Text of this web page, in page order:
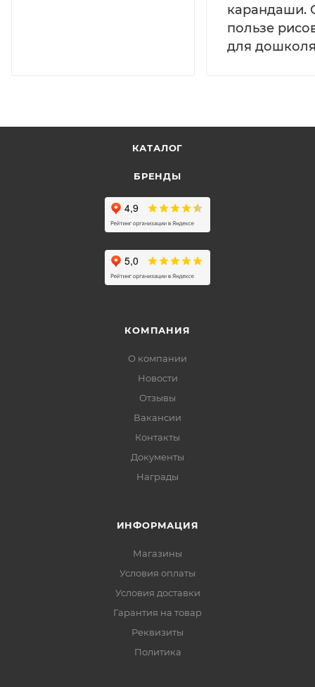
карандаши.
пользе
для
КАТАЛОГ
БРЕНДЫ
КОМПАНИЯ
О компании
Новости
Отзывы
Вакансии
Контакты
Документы
Награды
ИНФОРМАЦИЯ
Магазины
Условия оплаты
Условия доставки
Гарантия на товар
Реквизиты
Политика